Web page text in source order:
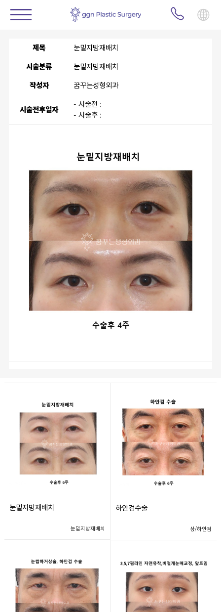
제목 눈밑지방재배치
시술분류 눈밑지방재배치
작성자 꿈꾸는성형외과
시술전후일자
- 시술전 :
- 시술후 :
눈밑지방재배치
눈밑지방재배치
하안검수술
상/하안검